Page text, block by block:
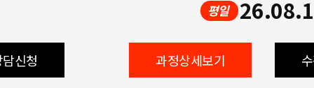
신청
평일
과정상세보기